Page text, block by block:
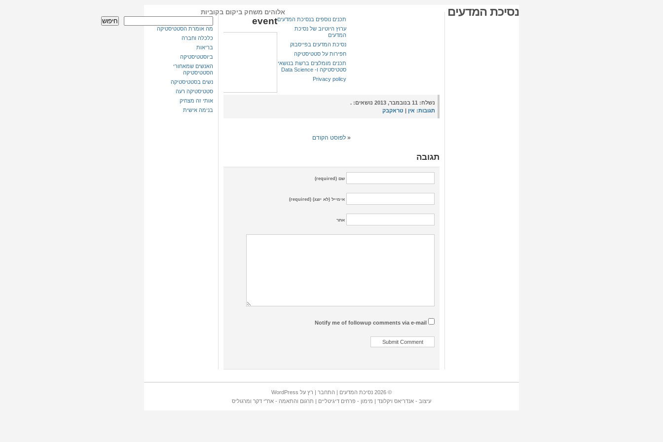
נסיכת המדעים
אלוהים משחק ביקום בקוביות
חיפוש
מה אומרת הסטטיסטיקה
כלכלה וחברה
בריאות
ביוסטטיסטיקה
האנשים שמאחורי
הסטטיסטיקה
נשים בסטטיסטיקה
סטטיסטיקה רעה
אותי זה מצחיק
בנימה אישית
תכנים נוספים בנסיכת המדעים
ערוץ היוטיוב של נסיכת
המדעים
נסיכת המדעים בפייסבוק
חפירות על סטטיסטיקה
תכנים מומלצים ברשת בנושאי
סטטיסטיקה ו- Data Science
Privacy policy
event
נשלח:
תגובות: אין | טראקבק
« לפוסט הקודם
תגובה
שם (required)
אימייל (לא יוצג) (required)
אתר
Notify me of followup comments via e-mail
© 2026 נסיכת המדעים | התחבר | רץ על WordPress
עיצוב - אנדריאס ויקלונד | מימון - פרחים דיגיטליים | תרגום והתאמה - אח"י דקר ומרגוליס